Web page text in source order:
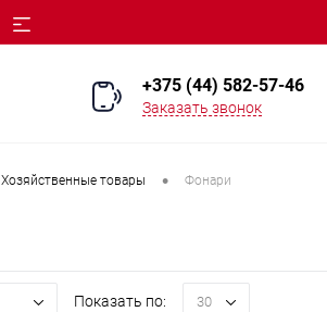
+375 (44) 582-57-46
Заказать звонок
Хозяйственные товары • Фонари
Показать по: 30